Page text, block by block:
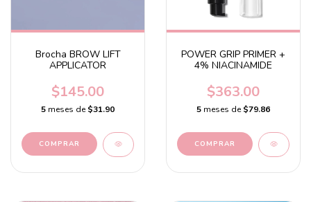
Brocha BROW LIFT
APPLICATOR
$145.00
5 meses de$31.90
POWER GRIP PRIMER +
4% NIACINAMIDE
$363.00
5 meses de$79.86